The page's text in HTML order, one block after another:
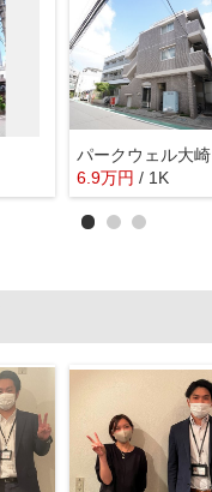
パークウェル大崎
6.9万円 / 1K